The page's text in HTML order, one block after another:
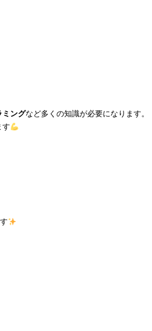
ミングなど多くの知識が必要になります。
す